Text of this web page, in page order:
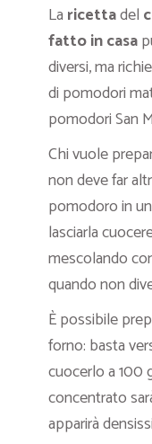
La ricettadel
fatto in casa
diversi, ma
di pomodori
pomodori San
Chi vuole
non deve far
pomodoro in
lasciarla
mescolando
quando non
È possibile
forno: basta
cuocerlo a 100
concentrato
apparirà